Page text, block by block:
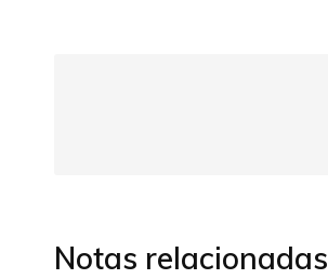
Notas relacionadas